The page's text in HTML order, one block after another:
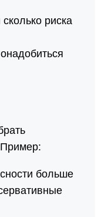
риска
больше